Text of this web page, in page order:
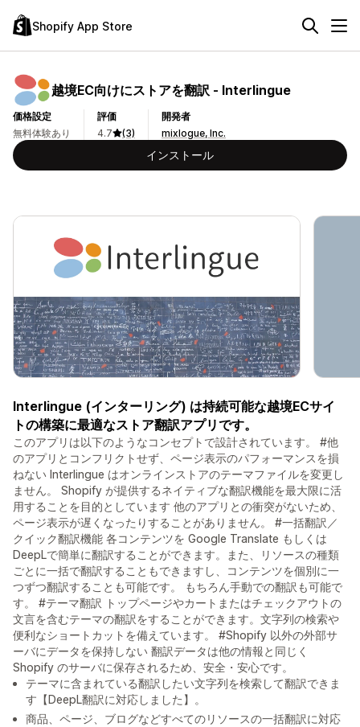
Shopify App Store
越境EC向けにストアを翻訳 ‑ Interlingue
価格設定
無料体験あり
評価
4.7
(3)
開発者
mixlogue, Inc.
インストール
Interlingue (インターリング) は持続可能な越境ECサイ
トの構築に最適なストア翻訳アプリです。
このアプリは以下のようなコンセプトで設計されています。 #他
のアプリとコンフリクトせず、ページ表示のパフォーマンスを損
ねない Interlingue はオンラインストアのテーマファイルを変更し
ません。 Shopify が提供するネイティブな翻訳機能を最大限に活
用することを目的としています 他のアプリとの衝突がないため、
ページ表示が遅くなったりすることがありません。 #一括翻訳／
クイック翻訳機能 各コンテンツを Google Translate もしくは
DeepLで簡単に翻訳することができます。また、リソースの種類
ごとに一括で翻訳することもできますし、コンテンツを個別に一
つずつ翻訳することも可能です。 もちろん手動での翻訳も可能で
す。 #テーマ翻訳 トップページやカートまたはチェックアウトの
文言を含むテーマの翻訳をすることができます。文字列の検索や
便利なショートカットを備えています。 #Shopify 以外の外部サ
ーバにデータを保持しない 翻訳データは他の情報と同じく
Shopify のサーバに保存されるため、安全・安心です。
テーマに含まれている翻訳したい文字列を検索して翻訳できま
す【DeepL翻訳に対応しました】。
商品、ページ、ブログなどすべてのリソースの一括翻訳に対応